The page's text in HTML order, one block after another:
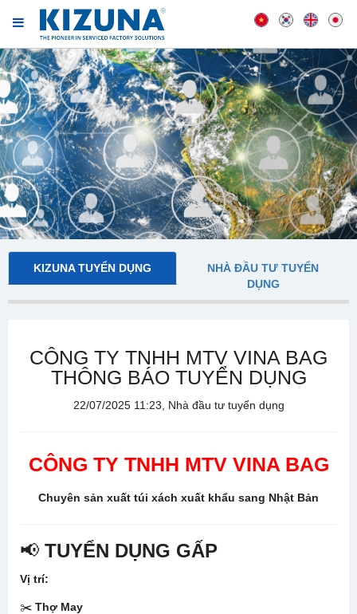
KIZUNA TUYỂN DỤNG
NHÀ ĐẦU TƯ TUYỂN
DỤNG
CÔNG TY TNHH MTV VINA BAG
THÔNG BÁO TUYỂN DỤNG
22/07/2025 11:23, Nhà đầu tư tuyển dụng
CÔNG TY TNHH MTV VINA BAG
Chuyên sản xuất túi xách xuất khẩu sang Nhật Bản
📢 TUYỂN DỤNG GẤP
Vị trí:
✂️ Thợ May